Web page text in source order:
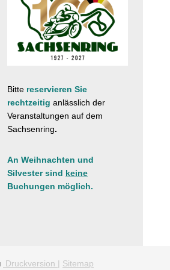
Bitte reservieren Sie
rechtzeitig anlässlich der
Veranstaltungen auf dem
Sachsenring.
An Weihnachten und
Silvester sind keine
Buchungen möglich.
Druckversion | Sitemap